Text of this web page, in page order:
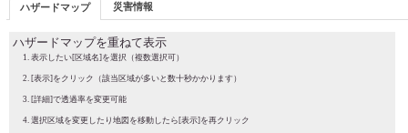
ハザードマップ 災害情報
ハザードマップを重ねて表示
表示したい[区域名]を選択（複数選択可）
[表示]をクリック（該当区域が多いと数十秒かかります）
[詳細]で透過率を変更可能
選択区域を変更したり地図を移動したら[表示]を再クリック